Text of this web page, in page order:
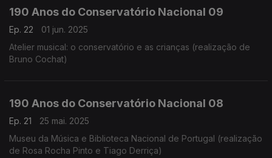
190 Anos do Conservatório Nacional 09
Ep. 22
01 jun. 2025
Atelier musical: o conservatório e as crianças (realização de
Bruno Cochat)
190 Anos do Conservatório Nacional 08
Ep. 21
25 mai. 2025
Museu da Música e Biblioteca Nacional de Portugal (realização
de Rosa Rocha Pinto e Tiago Derriça)